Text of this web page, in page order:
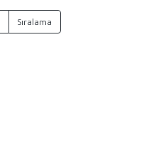
Sıralama